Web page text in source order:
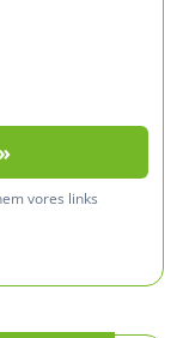
vores links